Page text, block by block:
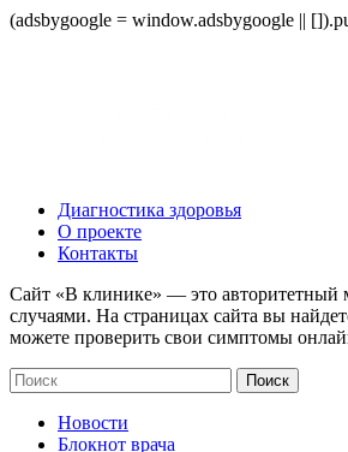
(adsbygoogle = window.adsbygoogle ||
Диагностика здоровья
О проекте
Контакты
Сайт «В клинике» — это авторитетный
случаями. На страницах сайта вы
можете проверить свои симптомы
Новости
Блокнот врача